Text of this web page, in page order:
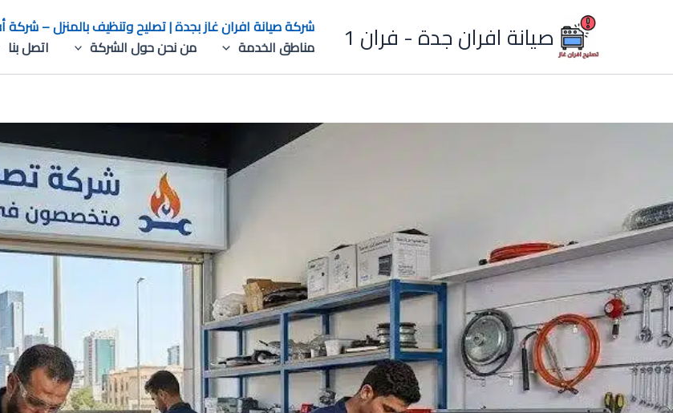
صيانة افران جدة - فران 1 شركة صيانة افران غاز بجدة | تصليح وتنظيف بالمنزل – شركة
مناطق الخدمة
من نحن حول الشركة اتصل بنا